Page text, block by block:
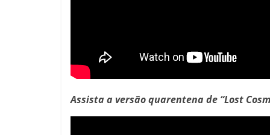
Assista a versão quarentena de “Lost